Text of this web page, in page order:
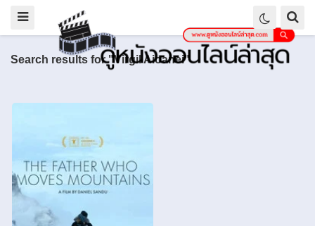
Search results for "Virgil Aioanei"